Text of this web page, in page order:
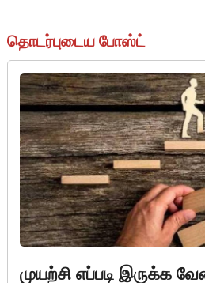
தொடர்புடைய போஸ்ட்
முயற்சி எப்படி இருக்க